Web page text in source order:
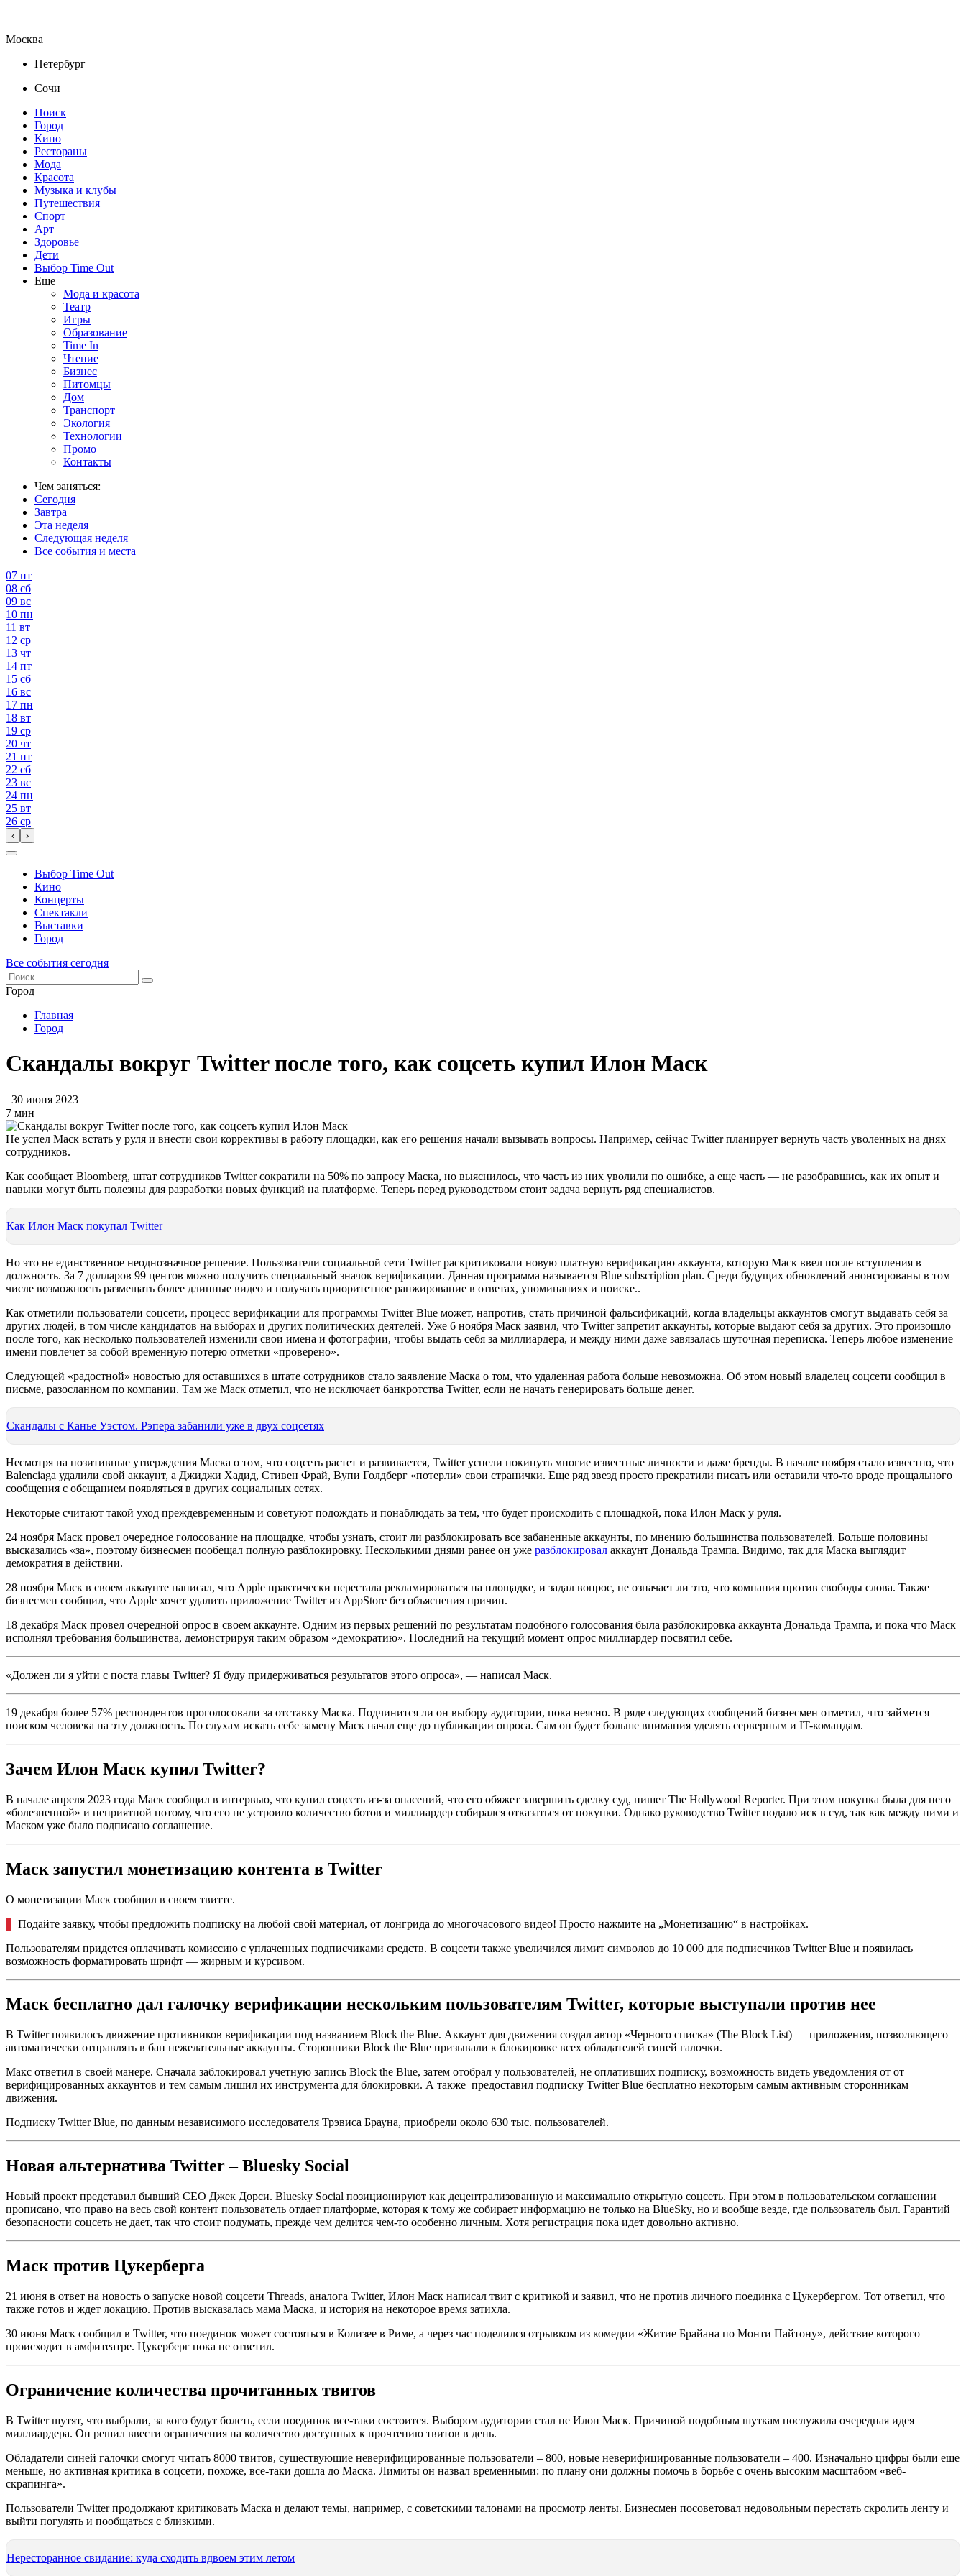
Москва
Петербург
Сочи
Поиск
Город
Кино
Рестораны
Мода
Красота
Музыка и клубы
Путешествия
Спорт
Арт
Здоровье
Дети
Выбор Time Out
Еще
Мода и красота
Театр
Игры
Образование
Time In
Чтение
Бизнес
Питомцы
Дом
Транспорт
Экология
Технологии
Промо
Контакты
Чем заняться:
Сегодня
Завтра
Эта неделя
Следующая неделя
Все события и места
07 пт
08 сб
09 вс
10 пн
11 вт
12 ср
13 чт
14 пт
15 сб
16 вс
17 пн
18 вт
19 ср
20 чт
21 пт
22 сб
23 вс
24 пн
25 вт
26 ср
‹ ›
Выбор Time Out
Кино
Концерты
Спектакли
Выставки
Город
Все события сегодня
Город
Главная
Город
Скандалы вокруг Twitter после того, как соцсеть купил Илон Маск
30 июня 2023
7 мин
Не успел Маск встать у руля и внести свои коррективы в работу площадки, как его решения начали вызывать вопросы. Например, сейчас Twitter планирует вернуть часть уволенных на днях
сотрудников.
Как сообщает Bloomberg, штат сотрудников Twitter сократили на 50% по запросу Маска, но выяснилось, что часть из них уволили по ошибке, а еще часть — не разобравшись, как их опыт и
навыки могут быть полезны для разработки новых функций на платформе. Теперь перед руководством стоит задача вернуть ряд специалистов.
Как Илон Маск покупал Twitter
Но это не единственное неоднозначное решение. Пользователи социальной сети Twitter раскритиковали новую платную верификацию аккаунта, которую Маск ввел после вступления в
должность. За 7 долларов 99 центов можно получить специальный значок верификации. Данная программа называется Blue subscription plan. Среди будущих обновлений анонсированы в том
числе возможность размещать более длинные видео и получать приоритетное ранжирование в ответах, упоминаниях и поиске..
Как отметили пользователи соцсети, процесс верификации для программы Twitter Blue может, напротив, стать причиной фальсификаций, когда владельцы аккаунтов смогут выдавать себя за
других людей, в том числе кандидатов на выборах и других политических деятелей. Уже 6 ноября Маск заявил, что Twitter запретит аккаунты, которые выдают себя за других. Это произошло
после того, как несколько пользователей изменили свои имена и фотографии, чтобы выдать себя за миллиардера, и между ними даже завязалась шуточная переписка. Теперь любое изменение
имени повлечет за собой временную потерю отметки «проверено».
Следующей «радостной» новостью для оставшихся в штате сотрудников стало заявление Маска о том, что удаленная работа больше невозможна. Об этом новый владелец соцсети сообщил в
письме, разосланном по компании. Там же Маск отметил, что не исключает банкротства Twitter, если не начать генерировать больше денег.
Скандалы с Канье Уэстом. Рэпера забанили уже в двух соцсетях
Несмотря на позитивные утверждения Маска о том, что соцсеть растет и развивается, Twitter успели покинуть многие известные личности и даже бренды. В начале ноября стало известно, что
Balenciaga удалили свой аккаунт, а Джиджи Хадид, Стивен Фрай, Вупи Голдберг «потерли» свои странички. Еще ряд звезд просто прекратили писать или оставили что-то вроде прощального
сообщения с обещанием появляться в других социальных сетях.
Некоторые считают такой уход преждевременным и советуют подождать и понаблюдать за тем, что будет происходить с площадкой, пока Илон Маск у руля.
24 ноября Маск провел очередное голосование на площадке, чтобы узнать, стоит ли разблокировать все забаненные аккаунты, по мнению большинства пользователей. Больше половины
высказались «за», поэтому бизнесмен пообещал полную разблокировку. Несколькими днями ранее он уже разблокировал аккаунт Дональда Трампа. Видимо, так для Маска выглядит
демократия в действии.
28 ноября Маск в своем аккаунте написал, что Apple практически перестала рекламироваться на площадке, и задал вопрос, не означает ли это, что компания против свободы слова. Также
бизнесмен сообщил, что Apple хочет удалить приложение Twitter из AppStore без объяснения причин.
18 декабря Маск провел очередной опрос в своем аккаунте. Одним из первых решений по результатам подобного голосования была разблокировка аккаунта Дональда Трампа, и пока что Маск
исполнял требования большинства, демонстрируя таким образом «демократию». Последний на текущий момент опрос миллиардер посвятил себе.
«Должен ли я уйти с поста главы Twitter? Я буду придерживаться результатов этого опроса», — написал Маск.
19 декабря более 57% респондентов проголосовали за отставку Маска. Подчинится ли он выбору аудитории, пока неясно. В ряде следующих сообщений бизнесмен отметил, что займется
поиском человека на эту должность. По слухам искать себе замену Маск начал еще до публикации опроса. Сам он будет больше внимания уделять серверным и IT-командам.
Зачем Илон Маск купил Twitter?
В начале апреля 2023 года Маск сообщил в интервью, что купил соцсеть из-за опасений, что его обяжет завершить сделку суд, пишет The Hollywood Reporter. При этом покупка была для него
«болезненной» и неприятной потому, что его не устроило количество ботов и миллиардер собирался отказаться от покупки. Однако руководство Twitter подало иск в суд, так как между ними и
Маском уже было подписано соглашение.
Маск запустил монетизацию контента в Twitter
О монетизации Маск сообщил в своем твитте.
Подайте заявку, чтобы предложить подписку на любой свой материал, от лонгрида до многочасового видео! Просто нажмите на „Монетизацию“ в настройках.
Пользователям придется оплачивать комиссию с уплаченных подписчиками средств. В соцсети также увеличился лимит символов до 10 000 для подписчиков Twitter Blue и появилась
возможность форматировать шрифт — жирным и курсивом.
Маск бесплатно дал галочку верификации нескольким пользователям Twitter, которые выступали против нее
В Twitter появилось движение противников верификации под названием Block the Blue. Аккаунт для движения создал автор «Черного списка» (The Block List) — приложения, позволяющего
автоматически отправлять в бан нежелательные аккаунты. Сторонники Block the Blue призывали к блокировке всех обладателей синей галочки.
Макс ответил в своей манере. Сначала заблокировал учетную запись Block the Blue, затем отобрал у пользователей, не оплативших подписку, возможность видеть уведомления от от
верифицированных аккаунтов и тем самым лишил их инструмента для блокировки. А также предоставил подписку Twitter Blue бесплатно некоторым самым активным сторонникам
движения.
Подписку Twitter Blue, по данным независимого исследователя Трэвиса Брауна, приобрели около 630 тыс. пользователей.
Новая альтернатива Twitter – Bluesky Social
Новый проект представил бывший СЕО Джек Дорси. Bluesky Social позиционируют как децентрализованную и максимально открытую соцсеть. При этом в пользовательском соглашении
прописано, что право на весь свой контент пользователь отдает платформе, которая к тому же собирает информацию не только на BlueSky, но и вообще везде, где пользователь был. Гарантий
безопасности соцсеть не дает, так что стоит подумать, прежде чем делится чем-то особенно личным. Хотя регистрация пока идет довольно активно.
Маск против Цукерберга
21 июня в ответ на новость о запуске новой соцсети Threads, аналога Twitter, Илон Маск написал твит с критикой и заявил, что не против личного поединка с Цукербергом. Тот ответил, что
также готов и ждет локацию. Против высказалась мама Маска, и история на некоторое время затихла.
30 июня Маск сообщил в Twitter, что поединок может состояться в Колизее в Риме, а через час поделился отрывком из комедии «Житие Брайана по Монти Пайтону», действие которого
происходит в амфитеатре. Цукерберг пока не ответил.
Ограничение количества прочитанных твитов
В Twitter шутят, что выбрали, за кого будут болеть, если поединок все-таки состоится. Выбором аудитории стал не Илон Маск. Причиной подобным шуткам послужила очередная идея
миллиардера. Он решил ввести ограничения на количество доступных к прочтению твитов в день.
Обладатели синей галочки смогут читать 8000 твитов, существующие неверифицированные пользователи – 800, новые неверифицированные пользователи – 400. Изначально цифры были еще
меньше, но активная критика в соцсети, похоже, все-таки дошла до Маска. Лимиты он назвал временными: по плану они должны помочь в борьбе с очень высоким масштабом «веб-
скрапинга».
Пользователи Twitter продолжают критиковать Маска и делают темы, например, с советскими талонами на просмотр ленты. Бизнесмен посоветовал недовольным перестать скролить ленту и
выйти погулять и пообщаться с близкими.
Нересторанное свидание: куда сходить вдвоем этим летом